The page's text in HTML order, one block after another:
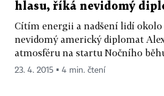
hlasu, říká nevidomý
Cítím energii a nadšení lidí okolo
nevidomý americký diplomat
atmosféru na startu Nočního
23. 4. 2015 ▪ 4 min. čtení